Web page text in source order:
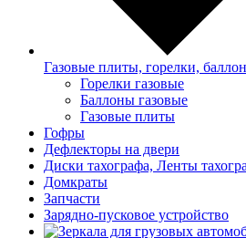
Газовые плиты, горелки,
Горелки газовые
Баллоны газовые
Газовые плиты
Гофры
Дефлекторы на двери
Диски тахографа, Ленты
Домкраты
Запчасти
Зарядно-пусковое устройство